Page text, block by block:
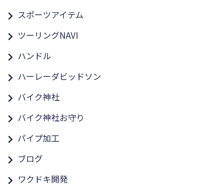
スポーツアイテム
ツーリングNAVI
ハンドル
ハーレーダビッドソン
バイク神社
バイク神社お守り
パイプ加工
ブログ
ワクドキ開発